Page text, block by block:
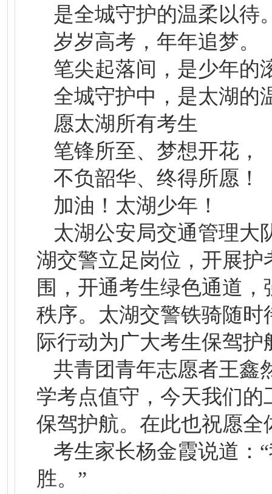
是全城守护的温柔以待
岁岁高考，年年追梦。
笔尖起落间，是少年的
全城守护中，是太湖的
愿太湖所有考生
笔锋所至、梦想开花，
不负韶华、终得所愿！
加油！太湖少年！
太湖公安局交通管理大
湖交警立足岗位，开展
围，开通考生绿色通道
秩序。太湖交警铁骑随
际行动为广大考生保驾护
共青团青年志愿者王鑫
学考点值守，今天我们
保驾护航。在此也祝愿全
考生家长杨金霞说道：
胜。”